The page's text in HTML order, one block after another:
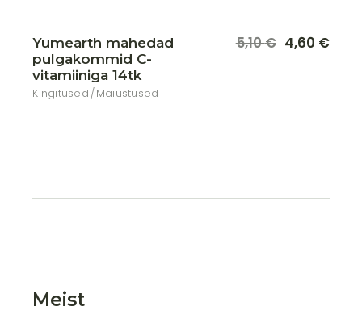
Yumearth mahedad
pulgakommid C-
vitamiiniga 14tk
Kingitused Maiustused
5,10€
Algne 4,60 €
Praegune
Meist